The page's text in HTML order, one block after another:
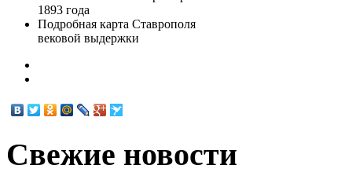
1893 года
Подробная карта Ставрополя
вековой выдержки
Свежие новости